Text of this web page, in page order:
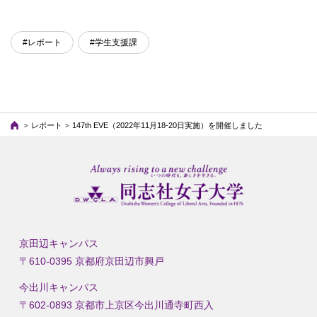
#レポート #学生支援課
レポート 147th EVE（2022年11月18-20日実施）を開催しました
京田辺キャンパス
〒610-0395 京都府京田辺市興戸
今出川キャンパス
〒602-0893 京都市上京区今出川通寺町西入